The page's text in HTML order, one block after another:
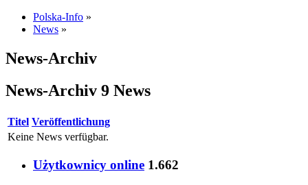
Polska-Info »
News »
News-Archiv
News-Archiv 9 News
Titel Veröffentlichung
Keine News verfügbar.
Użytkownicy online 1.662